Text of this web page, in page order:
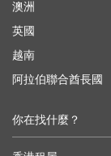
澳洲
英國
越南
阿拉伯聯合酋長國
你在找什麼？